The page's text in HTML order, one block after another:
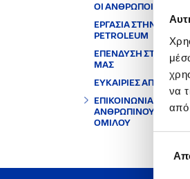
να
από
ΟΙ ΑΝΘΡΩΠΟΙ ΜΑΣ
ΕΡΓΑΣΙΑ ΣΤΗΝ
PETROLEUM
ΕΠΕΝΔΥΣΗ ΣΤΟΥΣ
ΜΑΣ
ΕΥΚΑΙΡΙΕΣ
ΕΠΙΚΟΙΝΩΝΙΑ ΜΕ ΤΗ
ΑΝΘΡΩΠΙΝΟΥ
ΟΜΙΛΟΥ